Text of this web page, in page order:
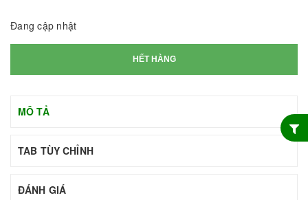
Đang cập nhật
HẾT HÀNG
MÔ TẢ
TAB TÙY CHỈNH
ĐÁNH GIÁ